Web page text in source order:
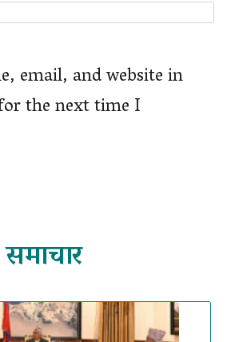
email, and website in
the next time I